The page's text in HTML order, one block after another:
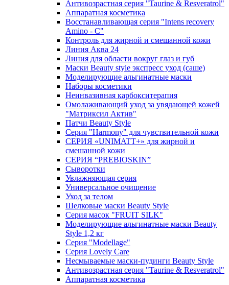
Антивозрастная серия "Taurine & Resveratrol"
Аппаратная косметика
Восстанавливающая серия "Intens recovery
Amino - C"
Контроль для жирной и смешанной кожи
Линия Аква 24
Линия для области вокруг глаз и губ
Маски Beauty style экспресс уход (саше)
Моделирующие альгинатные маски
Наборы косметики
Неинвазивная карбокситерапия
Омолаживающий уход за увядающей кожей
"Матриксил Актив"
Патчи Beauty Style
Серия "Harmony" для чувствительной кожи
СЕРИЯ «UNIMATT+» для жирной и
смешанной кожи
СЕРИЯ “PREBIOSKIN”
Сыворотки
Увлажняющая серия
Универсальное очищение
Уход за телом
Шелковые маски Beauty Style
Серия масок "FRUIT SILK"
Моделирующие альгинатные маски Beauty
Style 1,2 кг
Серия "Modellage"
Cерия Lovely Care
Несмываемые маски-пудинги Beauty Style
Антивозрастная серия "Taurine & Resveratrol"
Аппаратная косметика